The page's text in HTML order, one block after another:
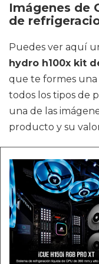
Imágenes de
de
Puedes ver aquí
hydro h100x kit
que te formes una
todos los tipos de
una de las
producto y su